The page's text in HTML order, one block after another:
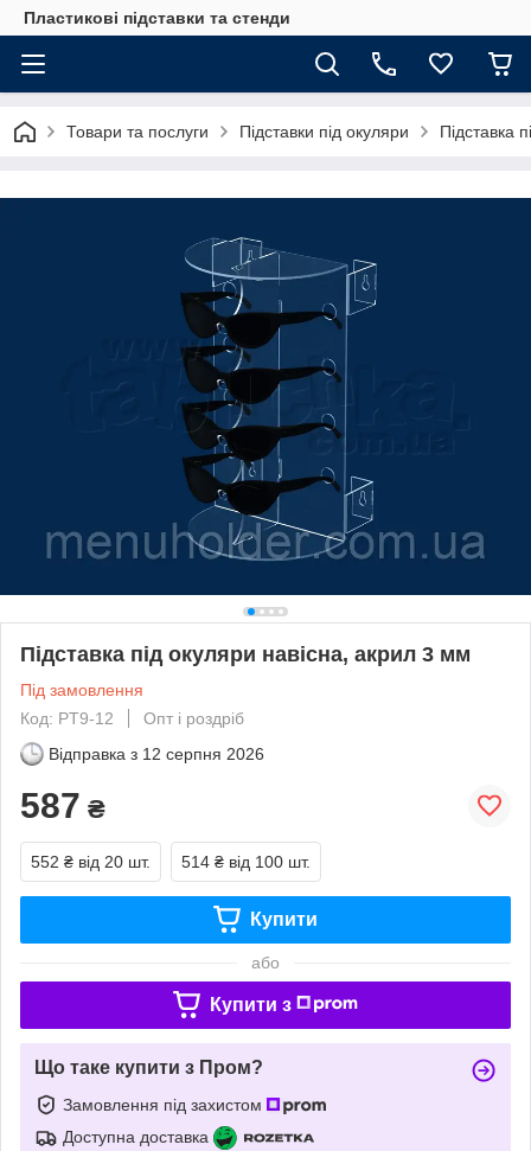
Пластикові підставки та стенди
Товари та послуги Підставки під окуляри Підставка
Підставка під окуляри навісна, акрил 3 мм
Під замовлення
Код: PT9-12
Опт і роздріб
Відправка з 12 серпня 2026
587 ₴
552 ₴ від 20 шт. 514 ₴ від 100 шт.
Купити
або
Купити з
Що таке купити з Пром?
Замовлення під захистом
Доступна доставка